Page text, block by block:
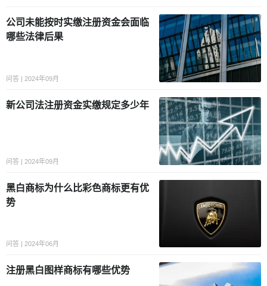
公司未能按时实缴注册资金会面临
哪些法律后果
问答 | 2024年09月
新公司法注册资金实缴规定多少年
问答 | 2024年09月
黑白商标为什么比彩色商标更有优
势
问答 | 2024年06月
注册黑白图样商标有哪些优势